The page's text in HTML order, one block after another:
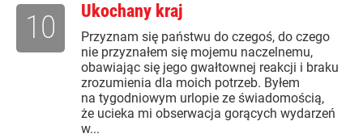
Ukochany kraj
Przyznam się państwu do czegoś, do czego
nie przyznałem się mojemu naczelnemu,
obawiając się jego gwałtownej reakcji i braku
zrozumienia dla moich potrzeb. Byłem
na tygodniowym urlopie ze świadomością,
że ucieka mi obserwacja gorących wydarzeń
w...
10